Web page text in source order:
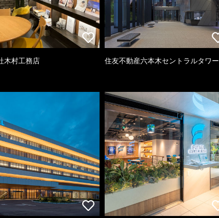
木村工務店 住友不動産六本木セントラルタワー